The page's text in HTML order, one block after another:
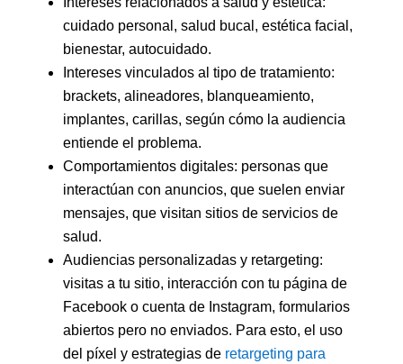
cuidado personal, salud bucal, estética facial,
bienestar, autocuidado.
Intereses vinculados al tipo de tratamiento:
brackets, alineadores, blanqueamiento,
implantes, carillas, según cómo la audiencia
entiende el problema.
Comportamientos digitales: personas que
interactúan con anuncios, que suelen enviar
mensajes, que visitan sitios de servicios de
salud.
Audiencias personalizadas y retargeting:
visitas a tu sitio, interacción con tu página de
Facebook o cuenta de Instagram, formularios
abiertos pero no enviados. Para esto, el uso
del píxel y estrategias de retargeting para